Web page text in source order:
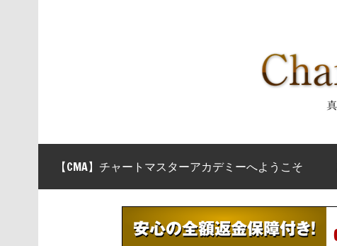
【CMA】チャートマスターアカデミーへようこそ